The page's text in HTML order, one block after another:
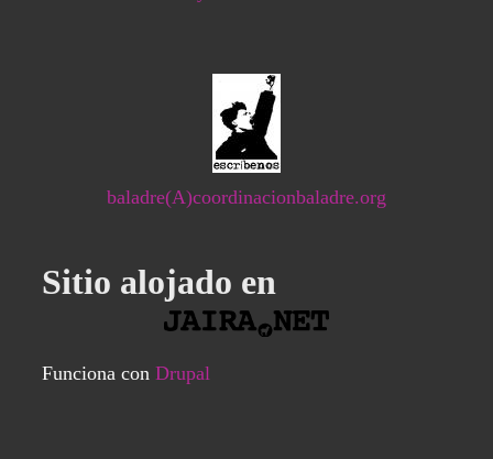
baladre(A)coordinacionbaladre.org
Sitio alojado en
Funciona con Drupal